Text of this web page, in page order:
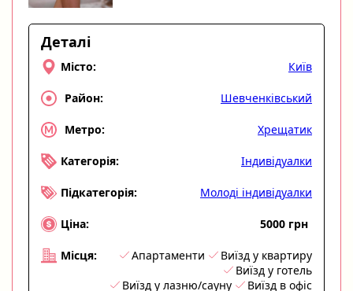
Деталі
Місто: Київ
Район: Шевченківський
Метро: Хрещатик
Категорія: Індивідуалки
Підкатегорія: Молоді індивідуалки
Ціна: 5000 грн
Місця: Апартаменти
Виїзд у квартиру
Виїзд у готель
Виїзд у лазню/сауну
Виїзд в офіс